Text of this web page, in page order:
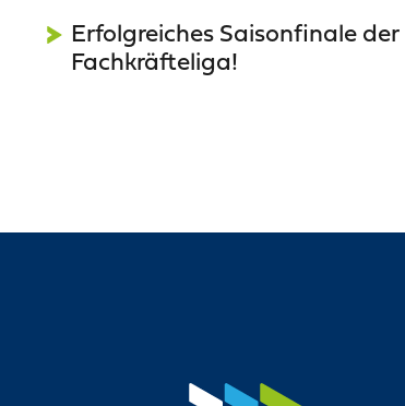
Erfolgreiches Saisonfinale der
Fachkräfteliga!